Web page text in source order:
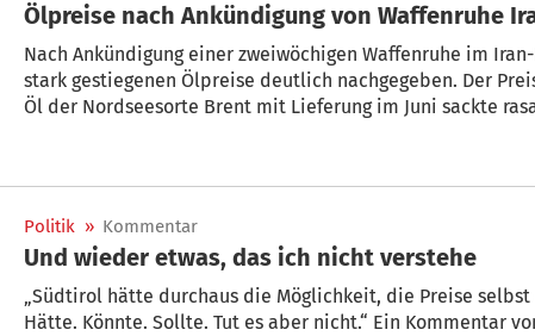
Ölpreise nach Ankündigung von Waffenruhe
Nach Ankündigung einer zweiwöchigen Waffenruhe im
stark gestiegenen Ölpreise deutlich nachgegeben. Der
Öl der Nordseesorte Brent mit Lieferung im Juni sackte
Mai ähnlich aus.
Politik » Kommentar
Und wieder etwas, das ich nicht verstehe
„Südtirol hätte durchaus die Möglichkeit, die Preise selbst
Hätte. Könnte. Sollte. Tut es aber nicht.“ Ein Kommentar